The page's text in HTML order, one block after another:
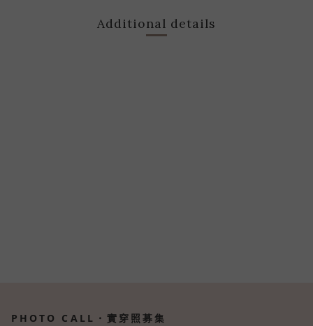
Additional details
PHOTO CALL・實穿照募集